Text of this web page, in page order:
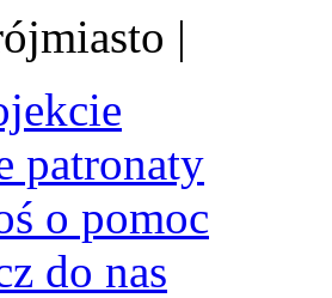
|
patronaty
o pomoc
do nas